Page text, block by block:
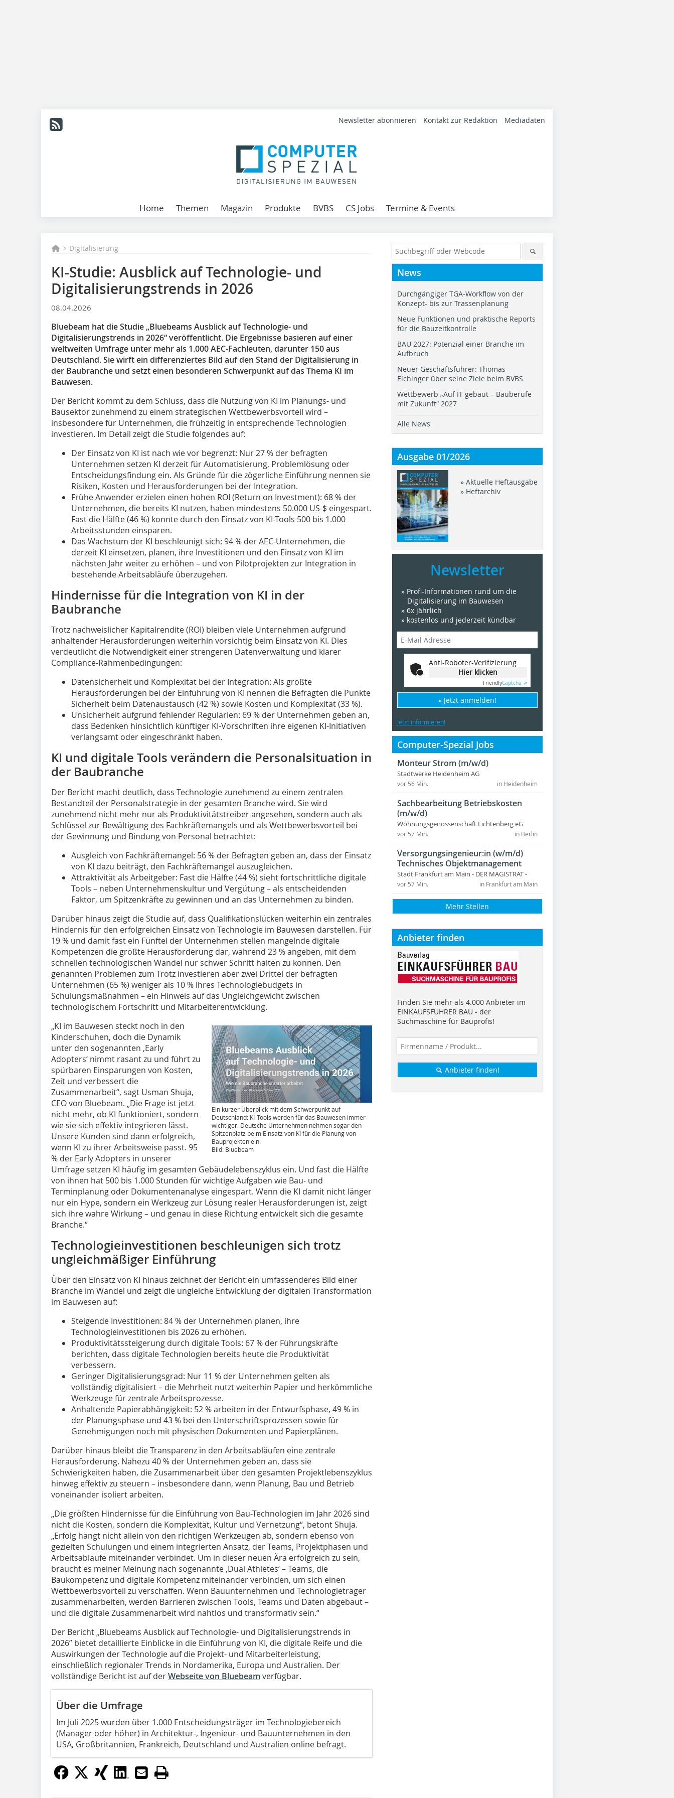
Newsletter abonnieren Kontakt zur Redaktion Mediadaten
Home Themen Magazin Produkte BVBS CS Jobs Termine & Events
Digitalisierung
KI-Studie: Ausblick auf Technologie- und
Digitalisierungstrends in 2026
08.04.2026
Bluebeam hat die Studie „Bluebeams Ausblick auf Technologie- und
Digitalisierungstrends in 2026“ veröffentlicht. Die Ergebnisse basieren auf einer
weltweiten Umfrage unter mehr als 1.000 AEC-Fachleuten, darunter 150 aus
Deutschland. Sie wirft ein differenziertes Bild auf den Stand der Digitalisierung in
der Baubranche und setzt einen besonderen Schwerpunkt auf das Thema KI im
Bauwesen.
Der Bericht kommt zu dem Schluss, dass die Nutzung von KI im Planungs- und
Bausektor zunehmend zu einem strategischen Wettbewerbsvorteil wird –
insbesondere für Unternehmen, die frühzeitig in entsprechende Technologien
investieren. Im Detail zeigt die Studie folgendes auf:
Der Einsatz von KI ist nach wie vor begrenzt: Nur 27 % der befragten
Unternehmen setzen KI derzeit für Automatisierung, Problemlösung oder
Entscheidungsfindung ein. Als Gründe für die zögerliche Einführung nennen sie
Risiken, Kosten und Herausforderungen bei der Integration.
Frühe Anwender erzielen einen hohen ROI (Return on Investment): 68 % der
Unternehmen, die bereits KI nutzen, haben mindestens 50.000 US-$ eingespart.
Fast die Hälfte (46 %) konnte durch den Einsatz von KI-Tools 500 bis 1.000
Arbeitsstunden einsparen.
Das Wachstum der KI beschleunigt sich: 94 % der AEC-Unternehmen, die
derzeit KI einsetzen, planen, ihre Investitionen und den Einsatz von KI im
nächsten Jahr weiter zu erhöhen – und von Pilotprojekten zur Integration in
bestehende Arbeitsabläufe überzugehen.
Hindernisse für die Integration von KI in der
Baubranche
Trotz nachweislicher Kapitalrendite (ROI) bleiben viele Unternehmen aufgrund
anhaltender Herausforderungen weiterhin vorsichtig beim Einsatz von KI. Dies
verdeutlicht die Notwendigkeit einer strengeren Datenverwaltung und klarer
Compliance-Rahmenbedingungen:
Datensicherheit und Komplexität bei der Integration: Als größte
Herausforderungen bei der Einführung von KI nennen die Befragten die Punkte
Sicherheit beim Datenaustausch (42 %) sowie Kosten und Komplexität (33 %).
Unsicherheit aufgrund fehlender Regularien: 69 % der Unternehmen geben an,
dass Bedenken hinsichtlich künftiger KI-Vorschriften ihre eigenen KI-Initiativen
verlangsamt oder eingeschränkt haben.
KI und digitale Tools verändern die Personalsituation in
der Baubranche
Der Bericht macht deutlich, dass Technologie zunehmend zu einem zentralen
Bestandteil der Personalstrategie in der gesamten Branche wird. Sie wird
zunehmend nicht mehr nur als Produktivitätstreiber angesehen, sondern auch als
Schlüssel zur Bewältigung des Fachkräftemangels und als Wettbewerbsvorteil bei
der Gewinnung und Bindung von Personal betrachtet:
Ausgleich von Fachkräftemangel: 56 % der Befragten geben an, dass der Einsatz
von KI dazu beiträgt, den Fachkräftemangel auszugleichen.
Attraktivität als Arbeitgeber: Fast die Hälfte (44 %) sieht fortschrittliche digitale
Tools – neben Unternehmenskultur und Vergütung – als entscheidenden
Faktor, um Spitzenkräfte zu gewinnen und an das Unternehmen zu binden.
Darüber hinaus zeigt die Studie auf, dass Qualifikationslücken weiterhin ein zentrales
Hindernis für den erfolgreichen Einsatz von Technologie im Bauwesen darstellen. Für
19 % und damit fast ein Fünftel der Unternehmen stellen mangelnde digitale
Kompetenzen die größte Herausforderung dar, während 23 % angeben, mit dem
schnellen technologischen Wandel nur schwer Schritt halten zu können. Den
genannten Problemen zum Trotz investieren aber zwei Drittel der befragten
Unternehmen (65 %) weniger als 10 % ihres Technologiebudgets in
Schulungsmaßnahmen – ein Hinweis auf das Ungleichgewicht zwischen
technologischem Fortschritt und Mitarbeiterentwicklung.
Ein kurzer Überblick mit dem Schwerpunkt auf
Deutschland: KI-Tools werden für das Bauwesen immer
wichtiger. Deutsche Unternehmen nehmen sogar den
Spitzenplatz beim Einsatz von KI für die Planung von
Bauprojekten ein.
Bild: Bluebeam
„KI im Bauwesen steckt noch in den
Kinderschuhen, doch die Dynamik
unter den sogenannten ‚Early
Adopters‘ nimmt rasant zu und führt zu
spürbaren Einsparungen von Kosten,
Zeit und verbessert die
Zusammenarbeit“, sagt Usman Shuja,
CEO von Bluebeam. „Die Frage ist jetzt
nicht mehr, ob KI funktioniert, sondern
wie sie sich effektiv integrieren lässt.
Unsere Kunden sind dann erfolgreich,
wenn KI zu ihrer Arbeitsweise passt. 95
% der Early Adopters in unserer
Umfrage setzen KI häufig im gesamten Gebäudelebenszyklus ein. Und fast die Hälfte
von ihnen hat 500 bis 1.000 Stunden für wichtige Aufgaben wie Bau- und
Terminplanung oder Dokumentenanalyse eingespart. Wenn die KI damit nicht länger
nur ein Hype, sondern ein Werkzeug zur Lösung realer Herausforderungen ist, zeigt
sich ihre wahre Wirkung – und genau in diese Richtung entwickelt sich die gesamte
Branche.“
Technologieinvestitionen beschleunigen sich trotz
ungleichmäßiger Einführung
Über den Einsatz von KI hinaus zeichnet der Bericht ein umfassenderes Bild einer
Branche im Wandel und zeigt die ungleiche Entwicklung der digitalen Transformation
im Bauwesen auf:
Steigende Investitionen: 84 % der Unternehmen planen, ihre
Technologieinvestitionen bis 2026 zu erhöhen.
Produktivitätssteigerung durch digitale Tools: 67 % der Führungskräfte
berichten, dass digitale Technologien bereits heute die Produktivität
verbessern.
Geringer Digitalisierungsgrad: Nur 11 % der Unternehmen gelten als
vollständig digitalisiert – die Mehrheit nutzt weiterhin Papier und herkömmliche
Werkzeuge für zentrale Arbeitsprozesse.
Anhaltende Papierabhängigkeit: 52 % arbeiten in der Entwurfsphase, 49 % in
der Planungsphase und 43 % bei den Unterschriftsprozessen sowie für
Genehmigungen noch mit physischen Dokumenten und Papierplänen.
Darüber hinaus bleibt die Transparenz in den Arbeitsabläufen eine zentrale
Herausforderung. Nahezu 40 % der Unternehmen geben an, dass sie
Schwierigkeiten haben, die Zusammenarbeit über den gesamten Projektlebenszyklus
hinweg effektiv zu steuern – insbesondere dann, wenn Planung, Bau und Betrieb
voneinander isoliert arbeiten.
„Die größten Hindernisse für die Einführung von Bau-Technologien im Jahr 2026 sind
nicht die Kosten, sondern die Komplexität, Kultur und Vernetzung“, betont Shuja.
„Erfolg hängt nicht allein von den richtigen Werkzeugen ab, sondern ebenso von
gezielten Schulungen und einem integrierten Ansatz, der Teams, Projektphasen und
Arbeitsabläufe miteinander verbindet. Um in dieser neuen Ära erfolgreich zu sein,
braucht es meiner Meinung nach sogenannte ‚Dual Athletes‘ – Teams, die
Baukompetenz und digitale Kompetenz miteinander verbinden, um sich einen
Wettbewerbsvorteil zu verschaffen. Wenn Bauunternehmen und Technologieträger
zusammenarbeiten, werden Barrieren zwischen Tools, Teams und Daten abgebaut –
und die digitale Zusammenarbeit wird nahtlos und transformativ sein.“
Der Bericht „Bluebeams Ausblick auf Technologie- und Digitalisierungstrends in
2026” bietet detaillierte Einblicke in die Einführung von KI, die digitale Reife und die
Auswirkungen der Technologie auf die Projekt- und Mitarbeiterleistung,
einschließlich regionaler Trends in Nordamerika, Europa und Australien. Der
vollständige Bericht ist auf derWebseite von Bluebeam verfügbar.
Über die Umfrage
Im Juli 2025 wurden über 1.000 Entscheidungsträger im Technologiebereich
(Manager oder höher) in Architektur-, Ingenieur- und Bauunternehmen in den
USA, Großbritannien, Frankreich, Deutschland und Australien online befragt.
News
Durchgängiger TGA-Workflow von der
Konzept- bis zur Trassenplanung
Neue Funktionen und praktische Reports
für die Bauzeitkontrolle
BAU 2027: Potenzial einer Branche im
Aufbruch
Neuer Geschäftsführer: Thomas
Eichinger über seine Ziele beim BVBS
Wettbewerb „Auf IT gebaut – Bauberufe
mit Zukunft“ 2027
Alle News
Ausgabe 01/2026
» Aktuelle Heftausgabe
» Heftarchiv
Newsletter
» Profi-Informationen rund um die
Digitalisierung im Bauwesen
» 6x jährlich
» kostenlos und jederzeit kündbar
Anti-Roboter-Verifizierung
Hier klicken
FriendlyCaptcha ⇗
» Jetzt anmelden!
Jetzt informieren!
Computer-Spezial Jobs
Monteur Strom (m/w/d)
Stadtwerke Heidenheim AG
in Heidenheim
vor 56 Min.
Sachbearbeitung Betriebskosten
(m/w/d)
Wohnungsgenossenschaft Lichtenberg eG
in Berlin
vor 57 Min.
Versorgungsingenieur:in (w/m/d)
Technisches Objektmanagement
Stadt Frankfurt am Main - DER MAGISTRAT -
in Frankfurt am Main
vor 57 Min.
Mehr Stellen
Anbieter finden
Finden Sie mehr als 4.000 Anbieter im
EINKAUFSFÜHRER BAU - der
Suchmaschine für Bauprofis!
Anbieter finden!